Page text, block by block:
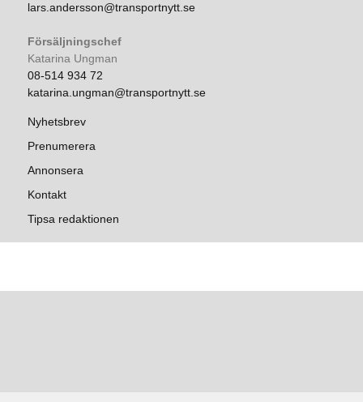
lars.andersson@transportnytt.se
Försäljningschef
Katarina Ungman
08-514 934 72
katarina.ungman@transportnytt.se
Nyhetsbrev
Prenumerera
Annonsera
Kontakt
Tipsa redaktionen